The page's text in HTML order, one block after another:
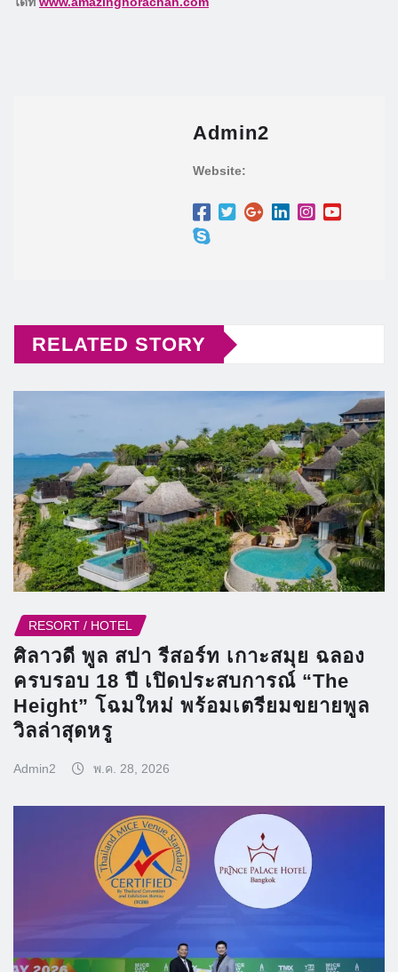
Admin2
Website:
RELATED STORY
RESORT / HOTEL
ศิลาวดี พูล สปา รีสอร์ท เกาะสมุย ฉลอง
ครบรอบ 18 ปี เปิดประสบการณ์ “The
Height” โฉมใหม่ พร้อมเตรียมขยายพูล
วิลล่าสุดหรู
Admin2 พ.ค. 28, 2026